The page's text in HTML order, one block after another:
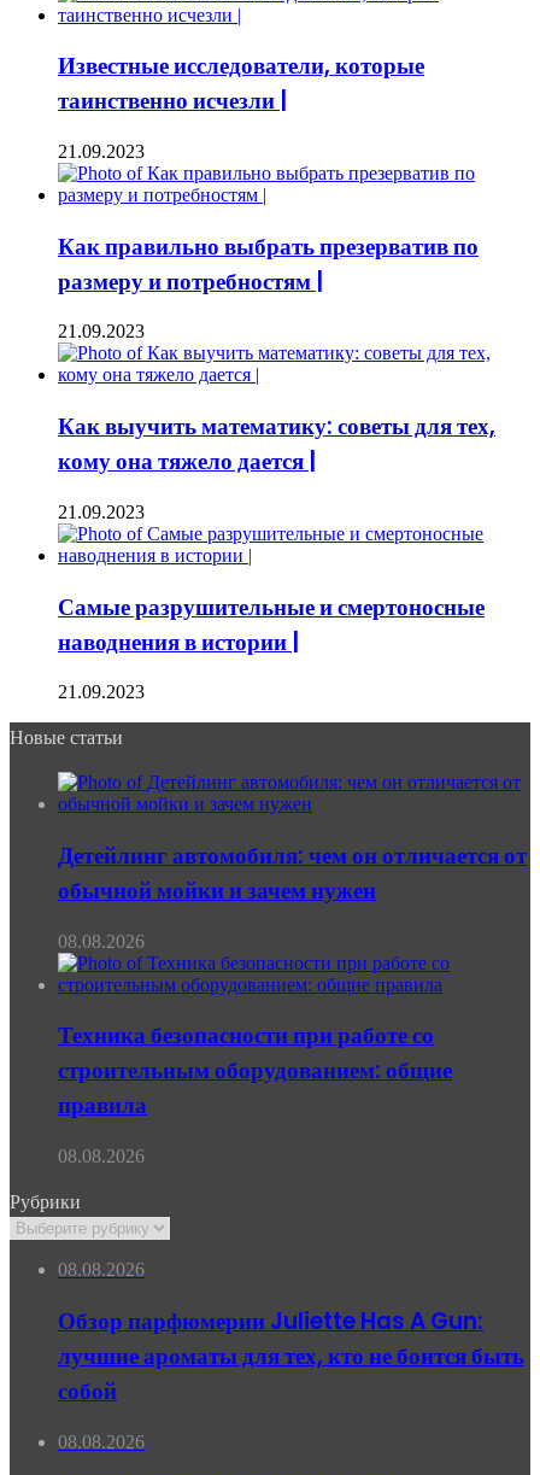
Известные исследователи, которые
таинственно исчезли |
21.09.2023
Как правильно выбрать презерватив по
размеру и потребностям |
21.09.2023
Как выучить математику: советы для тех,
кому она тяжело дается |
21.09.2023
Самые разрушительные и смертоносные
наводнения в истории |
21.09.2023
Новые статьи
Детейлинг автомобиля: чем он отличается от
обычной мойки и зачем нужен
08.08.2026
Техника безопасности при работе со
строительным оборудованием: общие
правила
08.08.2026
Рубрики
Рубрики
08.08.2026
Обзор парфюмерии Juliette Has A Gun:
лучшие ароматы для тех, кто не боится быть
собой
08.08.2026